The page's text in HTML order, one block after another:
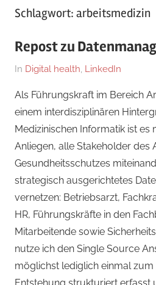
Schlagwort: arbeitsmedizin
Repost zu
Am
Januar
2026
Von
med.
Stefan
Wagner,
MHBA
In Digital health, LinkedIn
Als Führungskraft im Bereich
einem interdisziplinären
Medizinischen Informatik ist es
Anliegen, alle Stakeholder des
Gesundheitsschutzes
strategisch ausgerichtetes
vernetzen: Betriebsarzt,
HR, Führungskräfte in den
Mitarbeitende sowie
nutze ich den Single Source
möglichst lediglich einmal